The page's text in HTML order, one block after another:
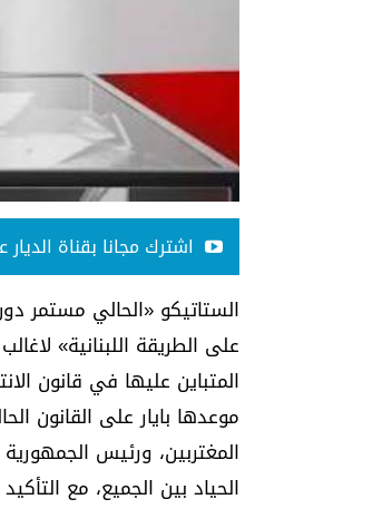
اشترك مجانا بقناة
الستاتيكو «الحالي مستمر
على الطريقة اللبنانية»
المتباين عليها في قانون
موعدها بايار على القانون
المغتربين، ورئيس
الحياد بين الجميع، مع